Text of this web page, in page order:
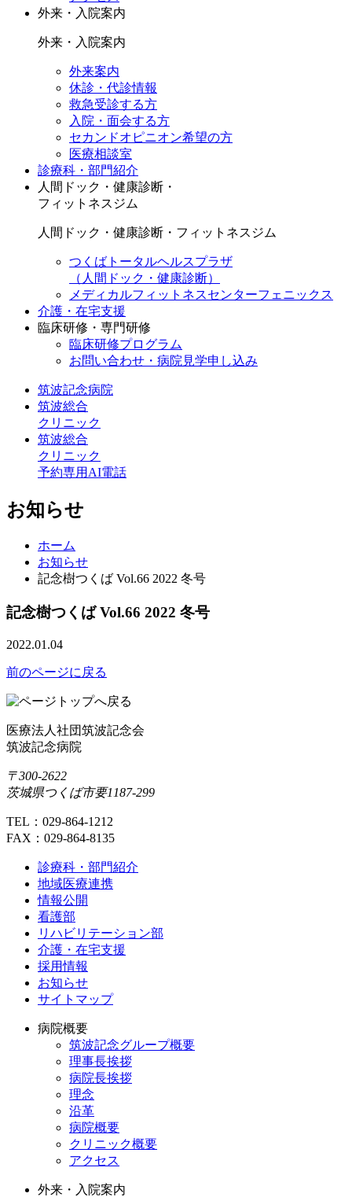
外来・入院案内
外来・入院案内
外来案内
休診・代診情報
救急受診する方
入院・面会する方
セカンドオピニオン希望の方
医療相談室
診療科・部門紹介
人間ドック・健康診断・
フィットネスジム
人間ドック・健康診断・フィットネスジム
つくばトータルヘルスプラザ
（人間ドック・健康診断）
メディカルフィットネスセンターフェニックス
介護・在宅支援
臨床研修・専門研修
臨床研修プログラム
お問い合わせ・病院見学申し込み
筑波記念病院
筑波総合
クリニック
筑波総合
クリニック
予約専用AI電話
お知らせ
ホーム
お知らせ
記念樹つくば Vol.66 2022 冬号
記念樹つくば Vol.66 2022 冬号
2022.01.04
前のページに戻る
医療法人社団筑波記念会
筑波記念病院
〒300-2622
茨城県つくば市要1187-299
TEL：029-864-1212
FAX：029-864-8135
診療科・部門紹介
地域医療連携
情報公開
看護部
リハビリテーション部
介護・在宅支援
採用情報
お知らせ
サイトマップ
病院概要
筑波記念グループ概要
理事長挨拶
病院長挨拶
理念
沿革
病院概要
クリニック概要
アクセス
外来・入院案内